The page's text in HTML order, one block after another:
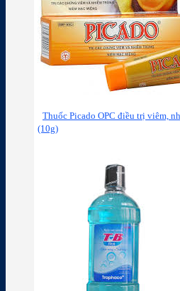
Thuốc Picado OPC điều trị viêm,
(10g)